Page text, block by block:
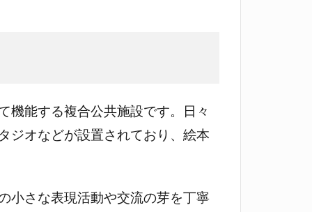
機能する複合公共施設です。日々
ジオなどが設置されており、絵本
小さな表現活動や交流の芽を丁寧